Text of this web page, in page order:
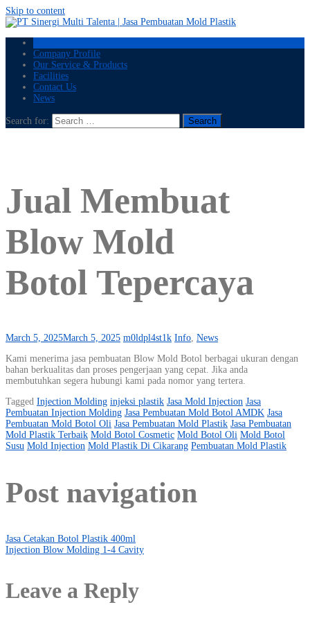
Skip to content
Company Profile
Our Service & Products
Facilities
Contact Us
News
Search for:
Jual Membuat
Blow Mold
Botol Tepercaya
March 5, 2025March 5, 2025 m0ldpl4st1k Info, News
Kami menerima jasa pembuatan Blow Mold Botol berbagai ukuran dengan
bahan berkualitas dan proses pengerjaan yang cepat. Jika anda
membutuhkan segera hubungi kami pada nomor yang tertera.
Tagged Injection Molding injeksi plastik Jasa Mold Injection Jasa
Pembuatan Injection Molding Jasa Pembuatan Mold Botol AMDK Jasa
Pembuatan Mold Botol Oli Jasa Pembuatan Mold Plastik Jasa Pembuatan
Mold Plastik Terbaik Mold Botol Cosmetic Mold Botol Oli Mold Botol
Susu Mold Injection Mold Plastik Di Cikarang Pembuatan Mold Plastik
Post navigation
Jasa Cetakan Botol Plastik 400ml
Injection Blow Molding 1-4 Cavity
Leave a Reply